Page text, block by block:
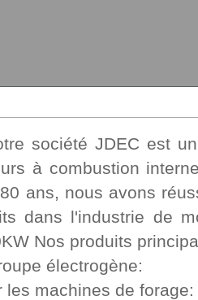
société JDEC est
à combustion
ans, nous avons
dans l'industrie de
Nos produits
électrogène:
les machines de forage: